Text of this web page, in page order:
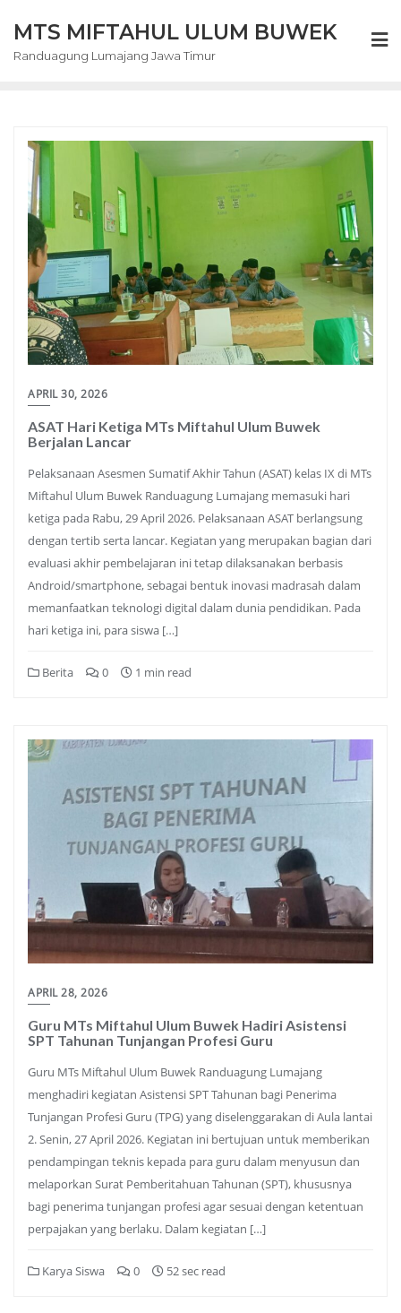
content
MTS MIFTAHUL ULUM BUWEK
Randuagung Lumajang Jawa Timur
APRIL 30, 2026
ASAT Hari Ketiga MTs Miftahul Ulum Buwek
Berjalan Lancar
Pelaksanaan Asesmen Sumatif Akhir Tahun (ASAT) kelas IX di MTs
Miftahul Ulum Buwek Randuagung Lumajang memasuki hari
ketiga pada Rabu, 29 April 2026. Pelaksanaan ASAT berlangsung
dengan tertib serta lancar. Kegiatan yang merupakan bagian dari
evaluasi akhir pembelajaran ini tetap dilaksanakan berbasis
Android/smartphone, sebagai bentuk inovasi madrasah dalam
memanfaatkan teknologi digital dalam dunia pendidikan. Pada
hari ketiga ini, para siswa […]
Berita 0 1 min read
APRIL 28, 2026
Guru MTs Miftahul Ulum Buwek Hadiri Asistensi
SPT Tahunan Tunjangan Profesi Guru
Guru MTs Miftahul Ulum Buwek Randuagung Lumajang
menghadiri kegiatan Asistensi SPT Tahunan bagi Penerima
Tunjangan Profesi Guru (TPG) yang diselenggarakan di Aula lantai
2. Senin, 27 April 2026. Kegiatan ini bertujuan untuk memberikan
pendampingan teknis kepada para guru dalam menyusun dan
melaporkan Surat Pemberitahuan Tahunan (SPT), khususnya
bagi penerima tunjangan profesi agar sesuai dengan ketentuan
perpajakan yang berlaku. Dalam kegiatan […]
Karya Siswa 0 52 sec read